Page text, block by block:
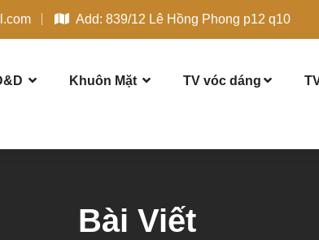
Add: 839/12 Lê Hồng Phong p12 q10
Khuôn Mặt TV vóc dáng
Bài Viết